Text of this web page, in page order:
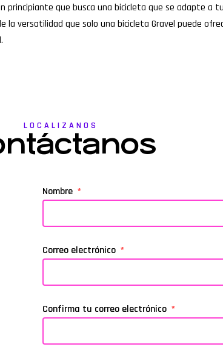
que busca una bicicleta que se adapte a
versatilidad que solo una bicicleta Gravel puede
LOCALIZANOS
Nombre
Correo electrónico
Confirma tu correo electrónico